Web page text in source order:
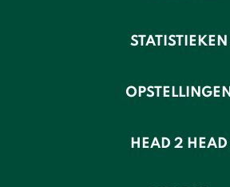
STATISTIEKEN
OPSTELLINGEN
HEAD 2 HEAD